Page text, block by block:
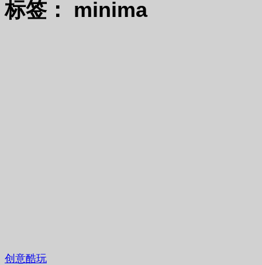
标签： minima
创意酷玩